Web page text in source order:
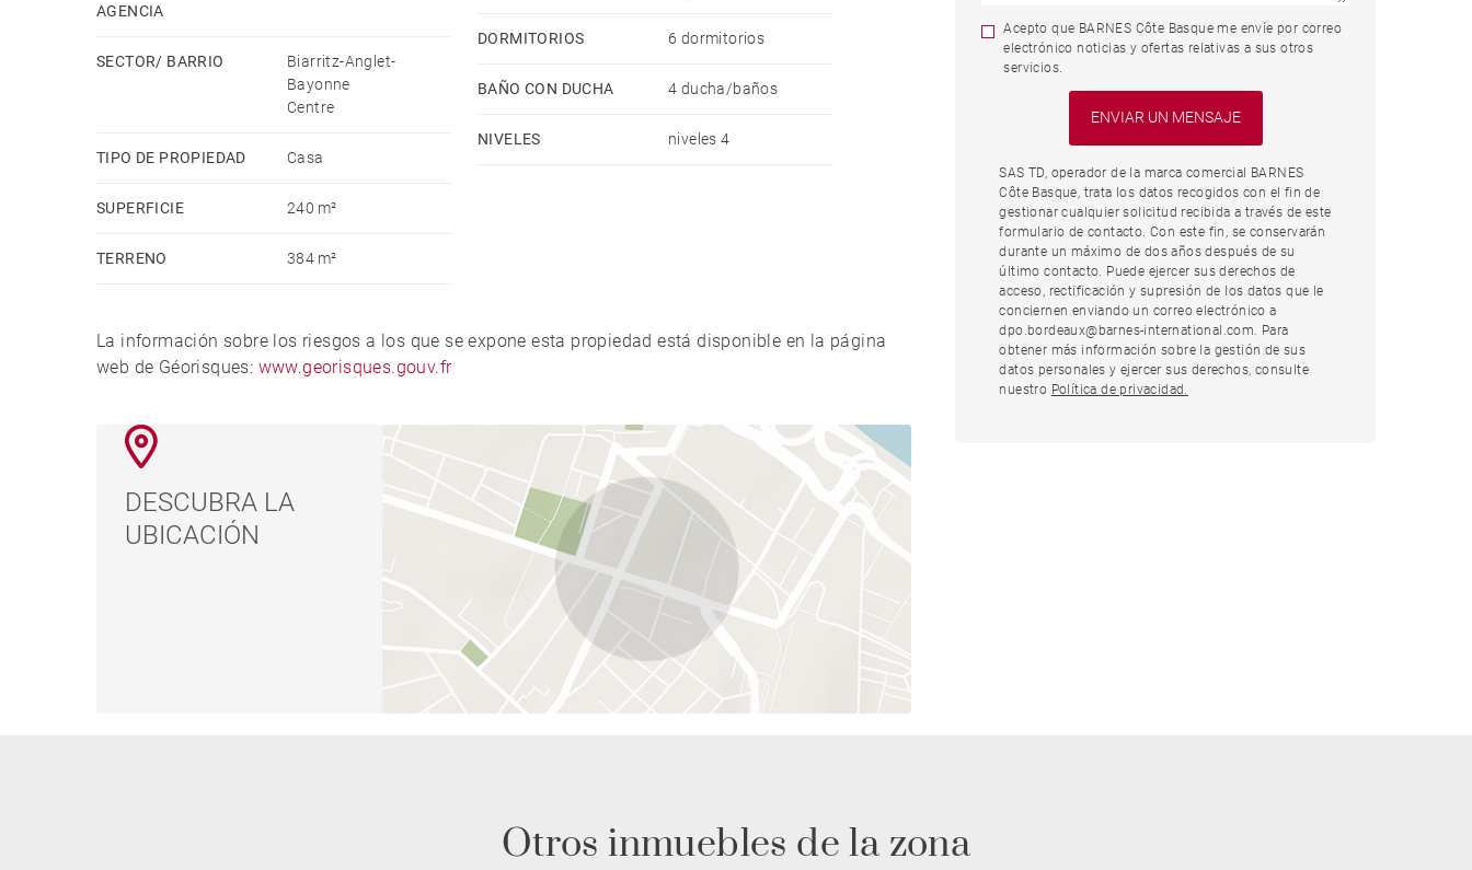
AGENCIA
SECTOR/ BARRIO
Biarritz-Anglet-
Bayonne
Centre
TIPO DE PROPIEDAD Casa
SUPERFICIE 240 m²
TERRENO 384 m²
DORMITORIOS 6 dormitorios
BAÑO CON DUCHA 4 ducha/baños
NIVELES niveles 4
La información sobre los riesgos a los que se expone esta propiedad está disponible en la página
web de Géorisques: www.georisques.gouv.fr
DESCUBRA LA
UBICACIÓN
Acepto que BARNES Côte Basque me envíe por correo
electrónico noticias y ofertas relativas a sus otros
servicios.
SAS TD, operador de la marca comercial BARNES
Côte Basque, trata los datos recogidos con el fin de
gestionar cualquier solicitud recibida a través de este
formulario de contacto. Con este fin, se conservarán
durante un máximo de dos años después de su
último contacto. Puede ejercer sus derechos de
acceso, rectificación y supresión de los datos que le
conciernen enviando un correo electrónico a
dpo.bordeaux@barnes-international.com. Para
obtener más información sobre la gestión de sus
datos personales y ejercer sus derechos, consulte
nuestro Política de privacidad.
Otros inmuebles de la zona